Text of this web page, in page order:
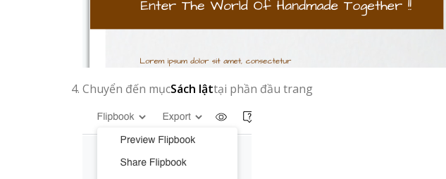
Chuyển đến mụcSách lậttại phần đầu trang